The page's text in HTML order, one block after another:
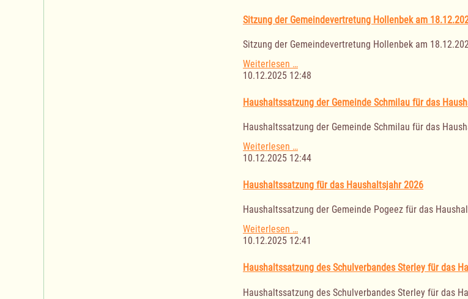
Groß
Disnack
das
2026
Sitzung der Gemeindevertretung Hollenbek am
Sitzung der Gemeindevertretung Hollenbek am
Weiterlesen …Sitzung
der
Hollenbek
am
18.12.2025
10.12.2025 12:48
Haushaltssatzung der Gemeinde Schmilau für das
Haushaltssatzung der Gemeinde Schmilau für das
Weiterlesen …Haushaltssatzung
der
Schmilau
für
Haushaltsjahr
10.12.2025 12:44
Haushaltssatzung für das Haushaltsjahr 2026
Haushaltssatzung der Gemeinde Pogeez für das
Weiterlesen …Haushaltssatzung
für
Haushaltsjahr
2026
10.12.2025 12:41
Haushaltssatzung des Schulverbandes Sterley für das
Haushaltssatzung des Schulverbandes Sterley für das